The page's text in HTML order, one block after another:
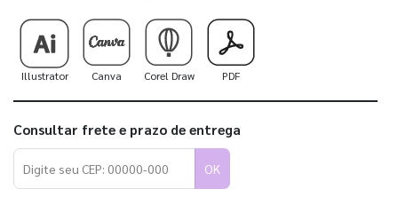
Illustrator Canva Corel Draw PDF
Consultar frete e prazo de entrega
OK